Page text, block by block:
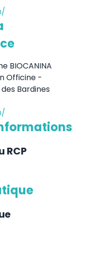
BIOCANINA
Officine -
Bardines
RCP